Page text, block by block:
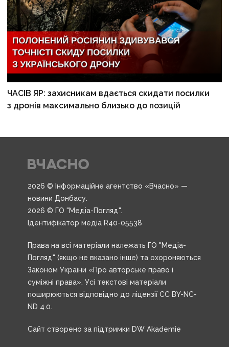
ЧАСІВ ЯР: захисникам вдається скидати посилки
з дронів максимально близько до позицій
2026 © Інформаційне агентство «Вчасно» —
новини Донбасу.
2026 © ГО "Медіа-Погляд".
Ідентифікатор медіа R40-05538
Права на всі матеріали належать ГО "Медіа-
Погляд" (якщо не вказано інше) та охороняються
Законом України «Про авторське право і
суміжні права». Усі текстові матеріали
поширюються відповідно до ліцензії CC BY-NC-
ND 4.0.
Сайт створено за підтримки DW Akademie